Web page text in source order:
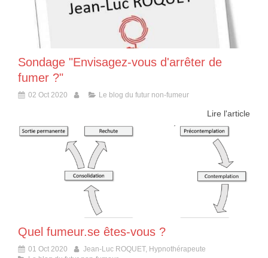
Sondage "Envisagez-vous d'arrêter de
fumer ?"
02 Oct 2020 Le blog du futur non-fumeur
Lire l'article
Quel fumeur.se êtes-vous ?
01 Oct 2020
Jean-Luc ROQUET, Hypnothérapeute